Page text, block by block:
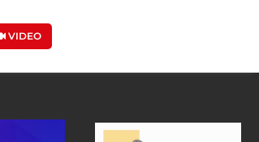
VIDEO